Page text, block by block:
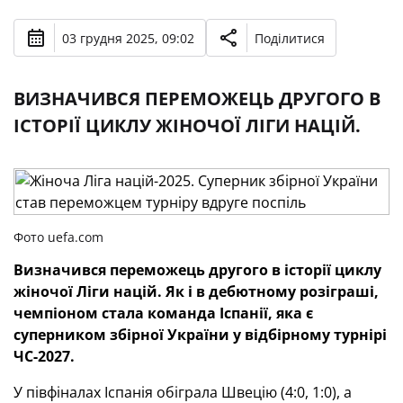
03 грудня 2025, 09:02 Поділитися
ВИЗНАЧИВСЯ ПЕРЕМОЖЕЦЬ ДРУГОГО В
ІСТОРІЇ ЦИКЛУ ЖІНОЧОЇ ЛІГИ НАЦІЙ.
Фото uefa.com
Визначився переможець другого в історії циклу
жіночої Ліги націй. Як і в дебютному розіграші,
чемпіоном стала команда Іспанії, яка є
суперником збірної України у відбірному турнірі
ЧС-2027.
У півфіналах Іспанія обіграла Швецію (4:0, 1:0), а